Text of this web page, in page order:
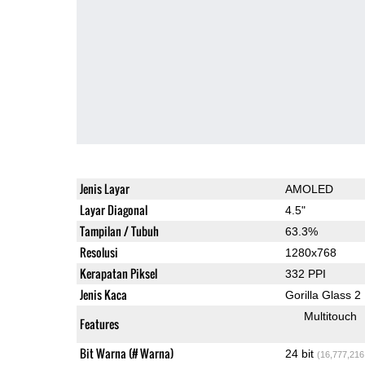
Jenis Layar AMOLED
Layar Diagonal 4.5"
Tampilan / Tubuh 63.3%
Resolusi 1280x768
Kerapatan Piksel 332 PPI
Jenis Kaca Gorilla Glass 2
Features Multitouch
Bit Warna (# Warna) 24 bit